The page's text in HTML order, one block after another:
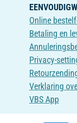
Online
Betaling en
Privacy-
Verklaring
VBS App